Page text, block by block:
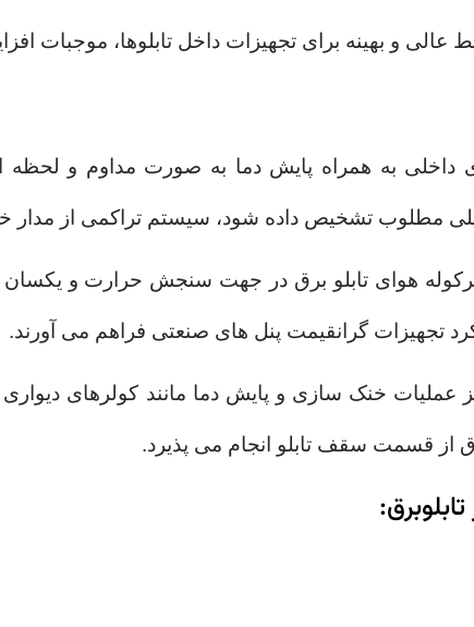
عالی و بهینه برای تجهیزات داخل تابلوها، موجبات
داخلی به همراه پایش دما به صورت مداوم و لحظه
مطلوب تشخیص داده شود، سیستم تراکمی از مدار
هوای تابلو برق در جهت سنجش حرارت و یکسان
تجهیزات گرانقیمت پنل های صنعتی فراهم می آورند.
خنک سازی و پایش دما مانند کولرهای
از قسمت سقف تابلو انجام می پذیرد.